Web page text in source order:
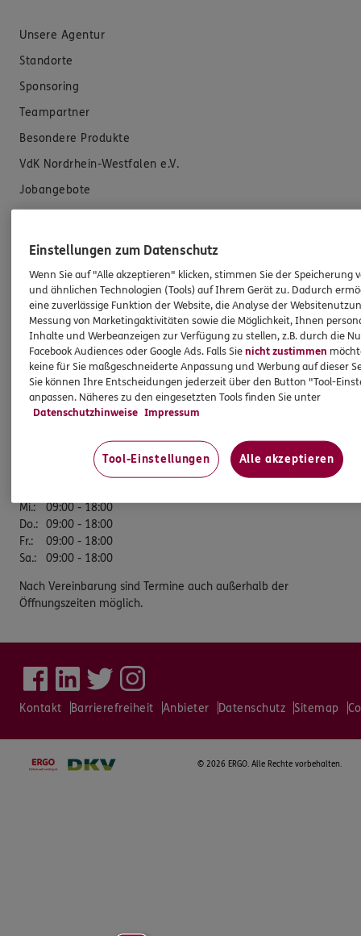
Unsere Agentur
Standorte
Sponsoring
Teampartner
Besondere Produkte
VdK Nordrhein-Westfalen e.V.
Jobangebote
Geschäftsstelle
Am Nordstern 45
57076 Siegen
Tel: 0271/ 381 99 86
Mobil: 0172/ 277 14 33
09:00 - 18:00
Mi.:
09:00 - 18:00
Do.: 09:00 - 18:00
Fr.:
09:00 - 18:00
Sa.: 09:00 - 18:00
Nach Vereinbarung sind Termine auch außerhalb der
Öffnungszeiten möglich.
Kontakt Barrierefreiheit Anbieter Datenschutz Sitemap
© 2026 ERGO. Alle Rechte vorbehalten.
Einstellungen zum Datenschutz
Wenn Sie auf "Alle akzeptieren" klicken, stimmen Sie der Speicherung
und ähnlichen Technologien (Tools) auf Ihrem Gerät zu. Dadurch
eine zuverlässige Funktion der Website, die Analyse der
Messung von Marketingaktivitäten sowie die Möglichkeit, Ihnen
Inhalte und Werbeanzeigen zur Verfügung zu stellen, z.B. durch die
Facebook Audiences oder Google Ads. Falls Sienicht zustimmen
keine für Sie maßgeschneiderte Anpassung und Werbung auf dieser
Sie können Ihre Entscheidungen jederzeit über den Button "Tool-
anpassen. Näheres zu den eingesetzten Tools finden Sie unter
Datenschutzhinweise Impressum
Tool-Einstellungen Alle akzeptieren